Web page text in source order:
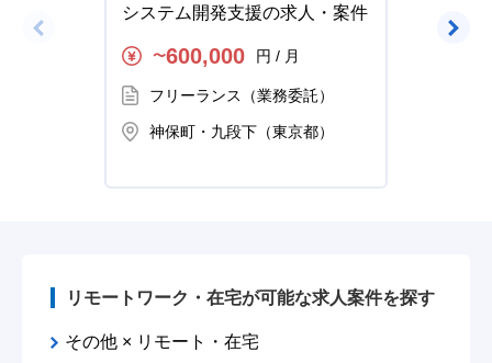
システム開発支援の求人・案件
〜600,000 円 / 月
フリーランス（業務委託）
神保町・九段下（東京都）
案件
リモートワーク・在宅が可能な求人案件を探す
その他 × リモート・在宅